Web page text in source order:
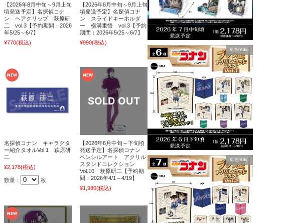
広告(Ads)
広告(Ads)
【2026年8月中旬～9月上旬
頃発送予定】名探偵コナ
ン ヘアクリップ 萩原研
二 vol.3【予約期間：2026
年5/25～6/7】
¥770(税込)
【2026年8月中旬～9月上旬
頃発送予定】名探偵コナ
ン スライドキーホルダ
ー 横溝重悟 vol.3【予約
期間：2026年5/25～6/7】
¥990(税込)
名探偵コナン キャラクタ
ー紹介タオルVol.1 萩原研
二
¥2,178(税込)
数量： 枚
【2026年6月中旬～下旬頃
発送予定】名探偵コナン
ペンシルアート アクリル
スタンドコレクション
Vol.10 萩原研二【予約期
間：2026年4/1～4/19】
¥1,980(税込)